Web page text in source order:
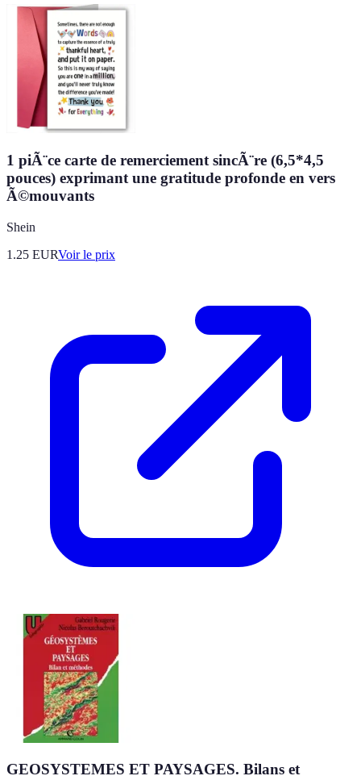
1 piÃ¨ce carte de remerciement sincÃ¨re (6,5*4,5
pouces) exprimant une gratitude profonde en vers
Ã©mouvants
Shein
1.25 EURVoir le prix
GEOSYSTEMES ET PAYSAGES. Bilans et